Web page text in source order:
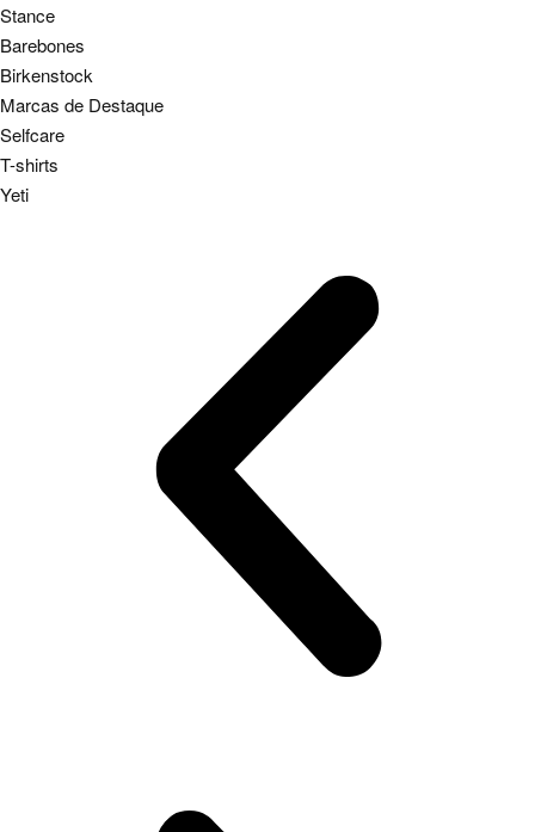
Stance
Barebones
Birkenstock
Marcas de Destaque
Selfcare
T-shirts
Yeti